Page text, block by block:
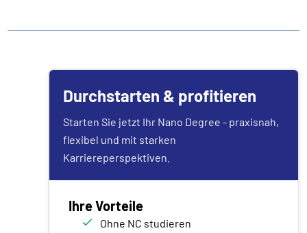
Durchstarten & profitieren
Starten Sie jetzt Ihr Nano Degree - praxisnah,
flexibel und mit starken
Karriereperspektiven.
Ihre Vorteile
Ohne NC studieren